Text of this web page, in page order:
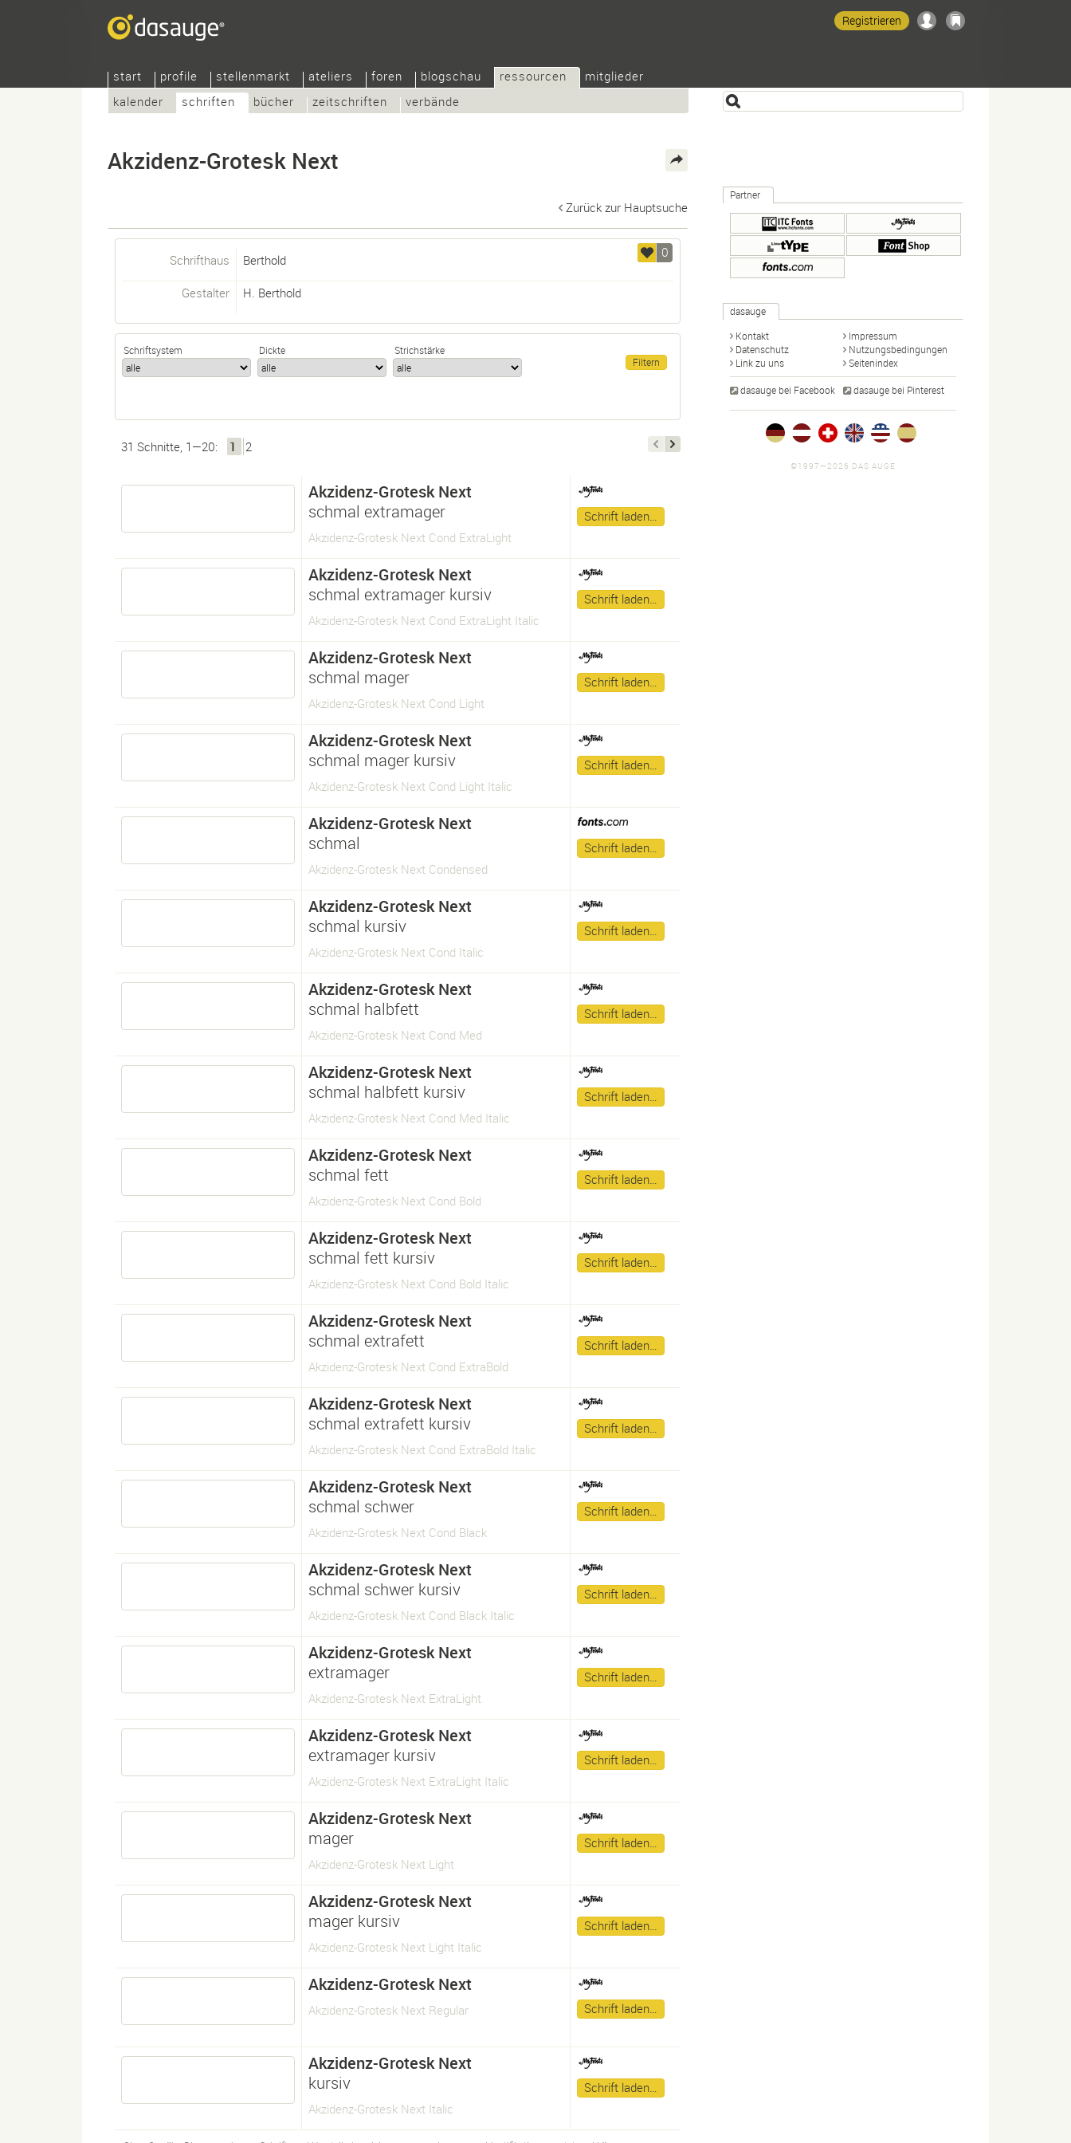
start profile stellenmarkt ateliers foren blogschau
ressourcen
kalender
schriften bücher zeitschriften verbände
mitglieder
Registrieren
Akzidenz-Grotesk Next
Zurück zur Hauptsuche
0
Schrifthaus Berthold
Gestalter H. Berthold
Schriftsystem Dickte Strichstärke
31 Schnitte, 1—20: 1 2
Akzidenz-Grotesk Next
schmal extramager
Akzidenz-Grotesk Next Cond ExtraLight
Schrift laden…
Akzidenz-Grotesk Next
schmal extramager kursiv
Akzidenz-Grotesk Next Cond ExtraLight Italic
Schrift laden…
Akzidenz-Grotesk Next
schmal mager
Akzidenz-Grotesk Next Cond Light
Schrift laden…
Akzidenz-Grotesk Next
schmal mager kursiv
Akzidenz-Grotesk Next Cond Light Italic
Schrift laden…
Akzidenz-Grotesk Next
schmal
Akzidenz-Grotesk Next Condensed
Schrift laden…
Akzidenz-Grotesk Next
schmal kursiv
Akzidenz-Grotesk Next Cond Italic
Schrift laden…
Akzidenz-Grotesk Next
schmal halbfett
Akzidenz-Grotesk Next Cond Med
Schrift laden…
Akzidenz-Grotesk Next
schmal halbfett kursiv
Akzidenz-Grotesk Next Cond Med Italic
Schrift laden…
Akzidenz-Grotesk Next
schmal fett
Akzidenz-Grotesk Next Cond Bold
Schrift laden…
Akzidenz-Grotesk Next
schmal fett kursiv
Akzidenz-Grotesk Next Cond Bold Italic
Schrift laden…
Akzidenz-Grotesk Next
schmal extrafett
Akzidenz-Grotesk Next Cond ExtraBold
Schrift laden…
Akzidenz-Grotesk Next
schmal extrafett kursiv
Akzidenz-Grotesk Next Cond ExtraBold Italic
Schrift laden…
Akzidenz-Grotesk Next
schmal schwer
Akzidenz-Grotesk Next Cond Black
Schrift laden…
Akzidenz-Grotesk Next
schmal schwer kursiv
Akzidenz-Grotesk Next Cond Black Italic
Schrift laden…
Akzidenz-Grotesk Next
extramager
Akzidenz-Grotesk Next ExtraLight
Schrift laden…
Akzidenz-Grotesk Next
extramager kursiv
Akzidenz-Grotesk Next ExtraLight Italic
Schrift laden…
Akzidenz-Grotesk Next
mager
Akzidenz-Grotesk Next Light
Schrift laden…
Akzidenz-Grotesk Next
mager kursiv
Akzidenz-Grotesk Next Light Italic
Schrift laden…
Akzidenz-Grotesk Next
Akzidenz-Grotesk Next Regular Schrift laden…
Akzidenz-Grotesk Next
kursiv
Akzidenz-Grotesk Next Italic
Schrift laden…
Partner
dasauge
Kontakt
Impressum
Datenschutz
Nutzungsbedingungen
Link zu uns
Seitenindex
dasauge bei Facebook dasauge bei Pinterest
©1997—2026 DAS AUGE